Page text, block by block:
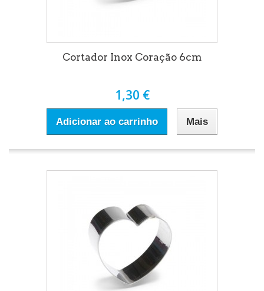
Cortador Inox Coração 6cm
1,30 €
Adicionar ao carrinho Mais